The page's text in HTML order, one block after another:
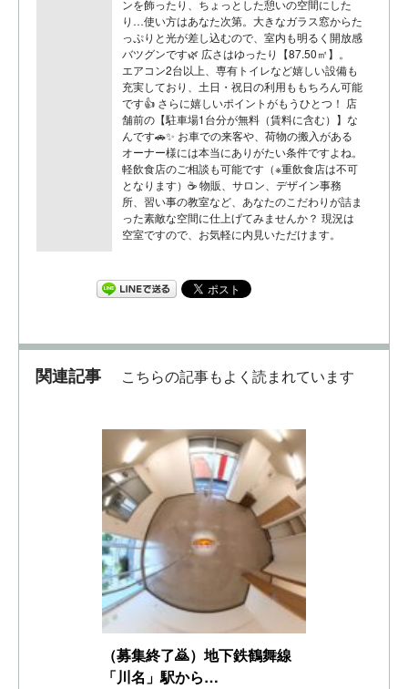
ンを飾ったり、ちょっとした憩いの空間にした
り…使い方はあなた次第。大きなガラス窓からた
っぷりと光が差し込むので、室内も明るく開放感
バツグンです🌿 広さはゆったり【87.50㎡】。
エアコン2台以上、専有トイレなど嬉しい設備も
充実しており、土日・祝日の利用ももちろん可能
です👍 さらに嬉しいポイントがもうひとつ！ 店
舗前の【駐車場1台分が無料（賃料に含む）】な
んです🚗✨ お車での来客や、荷物の搬入がある
オーナー様には本当にありがたい条件ですよね。
軽飲食店のご相談も可能です（※重飲食店は不可
となります）☕ 物販、サロン、デザイン事務
所、習い事の教室など、あなたのこだわりが詰ま
った素敵な空間に仕上げてみませんか？ 現況は
空室ですので、お気軽に内見いただけます。
関連記事 こちらの記事もよく読まれています
（募集終了🙇）地下鉄鶴舞線
「川名」駅から…